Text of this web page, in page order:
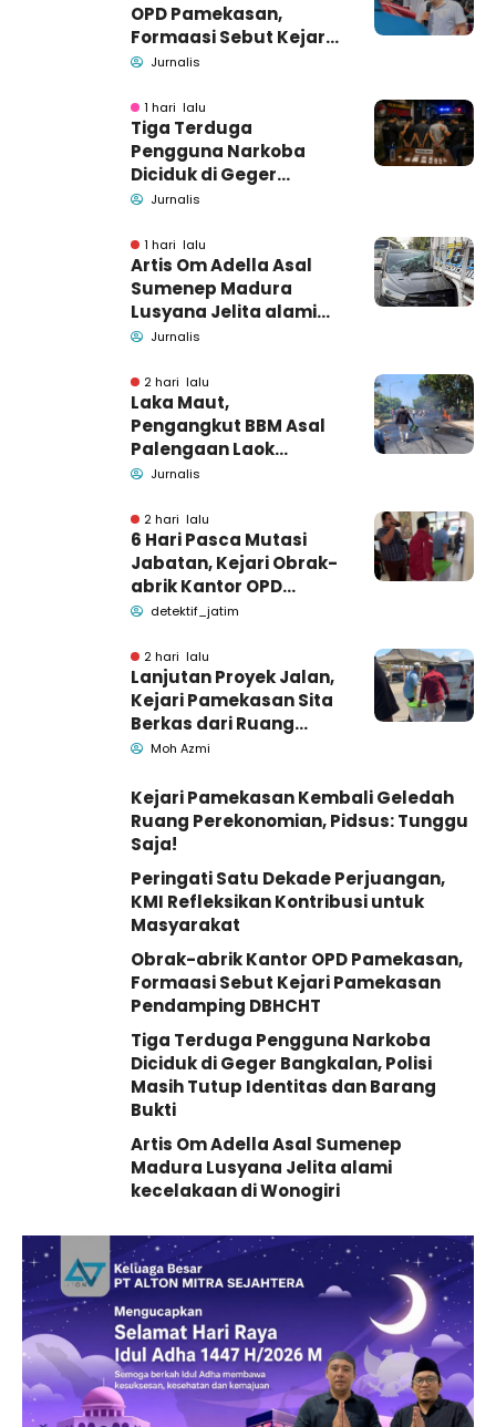
OPD Pamekasan,
Formaasi Sebut Kejari
Pamekasan
Jurnalis
1 hari lalu
Tiga Terduga
Pengguna Narkoba
Diciduk di Geger
Bangkalan, Polisi Masih
Barang Bukti
Jurnalis
1 hari lalu
Artis Om Adella Asal
Sumenep Madura
Lusyana Jelita alami
kecelakaan di Wonogiri
Jurnalis
2 hari lalu
Laka Maut,
Pengangkut BBM Asal
Palengaan Laok
Pamekasan Meninggal
Jurnalis
2 hari lalu
6 Hari Pasca Mutasi
Jabatan, Kejari Obrak-
abrik Kantor OPD
Pemkab Pamekasan
detektif_jatim
2 hari lalu
Lanjutan Proyek Jalan,
Kejari Pamekasan Sita
Berkas dari Ruang
Pemkab Pamekasan
Moh Azmi
Kejari Pamekasan Kembali Geledah
Ruang Perekonomian, Pidsus: Tunggu
Saja!
Peringati Satu Dekade Perjuangan,
KMI Refleksikan Kontribusi untuk
Masyarakat
Obrak-abrik Kantor OPD Pamekasan,
Formaasi Sebut Kejari Pamekasan
Pendamping DBHCHT
Tiga Terduga Pengguna Narkoba
Diciduk di Geger Bangkalan, Polisi
Masih Tutup Identitas dan Barang
Bukti
Artis Om Adella Asal Sumenep
Madura Lusyana Jelita alami
kecelakaan di Wonogiri